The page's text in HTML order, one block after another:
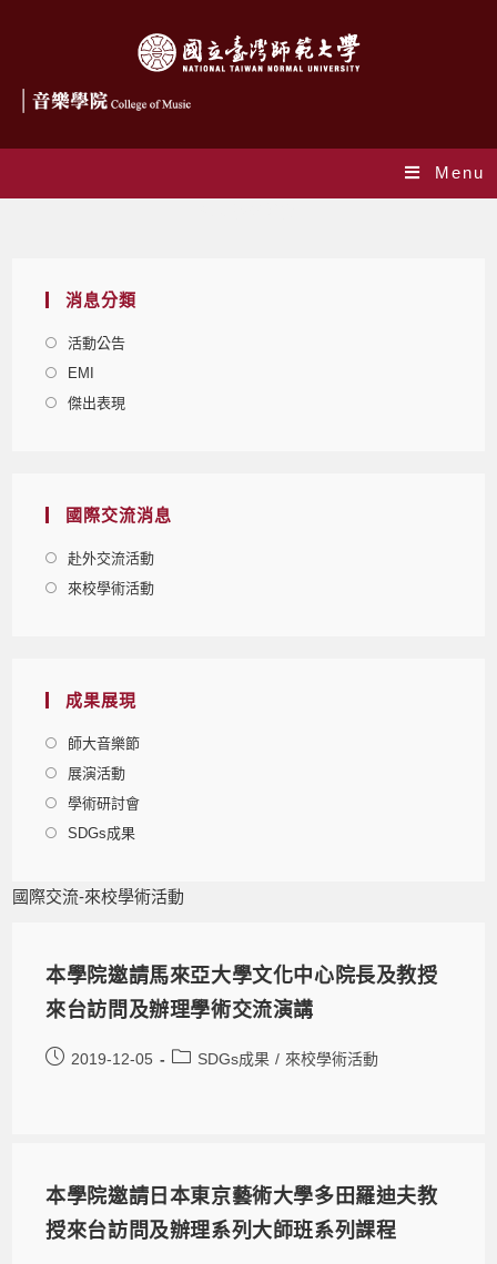
Menu
消息分類
活動公告
EMI
傑出表現
國際交流消息
赴外交流活動
來校學術活動
成果展現
師大音樂節
展演活動
學術研討會
SDGs成果
國際交流-來校學術活動
本學院邀請馬來亞大學文化中心院長及教授
來台訪問及辦理學術交流演講
2019-12-05 SDGs成果 / 來校學術活動
本學院邀請日本東京藝術大學多田羅迪夫教
授來台訪問及辦理系列大師班系列課程